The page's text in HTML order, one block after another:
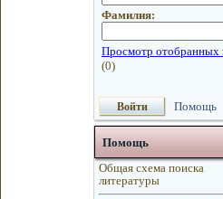
Фамилия:
Помощь
Помощь
Общая схема поиска
литературы